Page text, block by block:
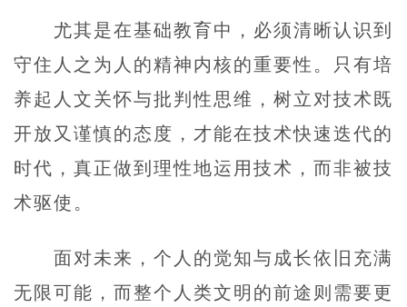
尤其是在基础教育中，必须清晰认识到
守住人之为人的精神内核的重要性。只有培
养起人文关怀与批判性思维，树立对技术既
开放又谨慎的态度，才能在技术快速迭代的
时代，真正做到理性地运用技术，而非被技
术驱使。
面对未来，个人的觉知与成长依旧充满
无限可能，而整个人类文明的前途则需要更